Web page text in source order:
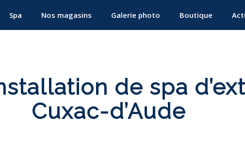
Spa Nos magasins Galerie photo Boutique
de spa
Cuxac-d’Aude